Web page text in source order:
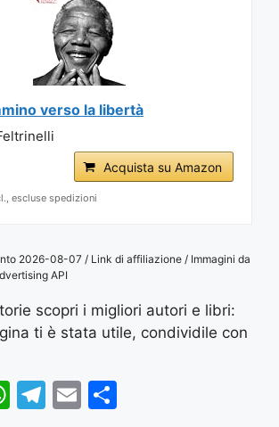
verso la libertà
Acquista su Amazon
escluse spedizioni
2026-08-07 / Link di affiliazione / Immagini da
API
scopri i migliori autori e libri:
ti è stata utile, condividile con
W T
E